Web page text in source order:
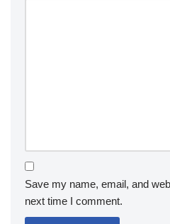
Save my name, email, and
next time I comment.